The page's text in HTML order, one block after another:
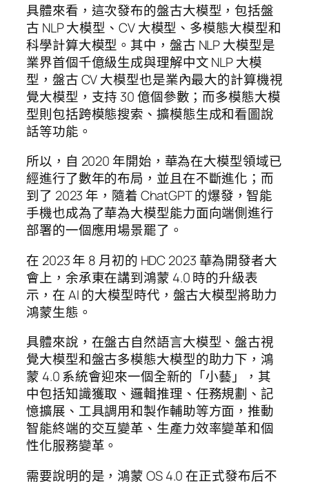
具體來看，這次發布的盤古大模型，包括盤
古 NLP 大模型、CV 大模型、多模態大模型和
科學計算大模型。其中，盤古 NLP 大模型是
業界首個千億級生成與理解中文 NLP 大模
型，盤古 CV 大模型也是業內最大的計算機視
覺大模型，支持 30 億個參數；而多模態大模
型則包括跨模態搜索、擴模態生成和看圖說
話等功能。
所以，自 2020 年開始，華為在大模型領域已
經進行了數年的布局，並且在不斷進化；而
到了 2023 年，隨着 ChatGPT 的爆發，智能
手機也成為了華為大模型能力面向端側進行
部署的一個應用場景罷了。
在 2023 年 8 月初的 HDC 2023 華為開發者大
會上，余承東在講到鴻蒙 4.0 時的升級表
示，在 AI 的大模型時代，盤古大模型將助力
鴻蒙生態。
具體來說，在盤古自然語言大模型、盤古視
覺大模型和盤古多模態大模型的助力下，鴻
蒙 4.0 系統會迎來一個全新的「小藝」，其
中包括知識獲取、邏輯推理、任務規劃、記
憶擴展、工具調用和製作輔助等方面，推動
智能終端的交互變革、生產力效率變革和個
性化服務變革。
需要說明的是，鴻蒙 OS 4.0 在正式發布后不